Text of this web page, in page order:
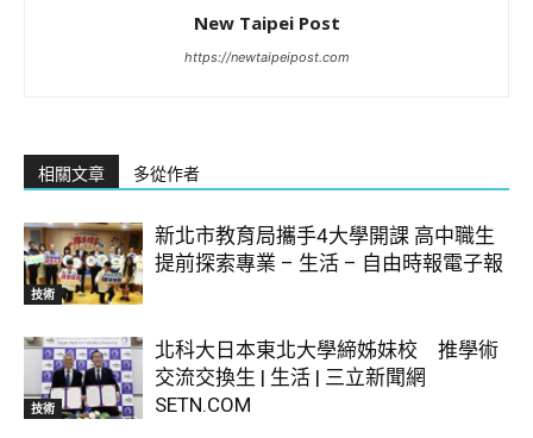
New Taipei Post
https://newtaipeipost.com
相關文章 多從作者
技術
新北市教育局攜手4大學開課 高中職生
提前探索專業 – 生活 – 自由時報電子報
技術
北科大日本東北大學締姊妹校 推學術
交流交換生 | 生活 | 三立新聞網
SETN.COM